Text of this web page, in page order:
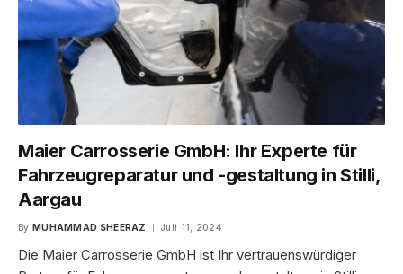
Maier Carrosserie GmbH: Ihr Experte für
Fahrzeugreparatur und -gestaltung in Stilli,
Aargau
By MUHAMMAD SHEERAZ Juli 11, 2024
Die Maier Carrosserie GmbH ist Ihr vertrauenswürdiger